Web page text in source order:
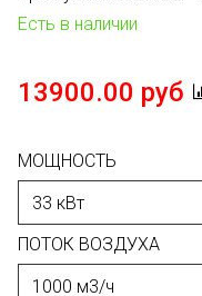
Есть в наличии
13900.00 руб
МОЩНОСТЬ
ПОТОК ВОЗДУХА